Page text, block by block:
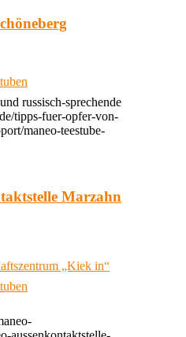
russisch-sprechende
tipps-fuer-opfer-von-
maneo-teestube-
Marzahn
„Kiek in“